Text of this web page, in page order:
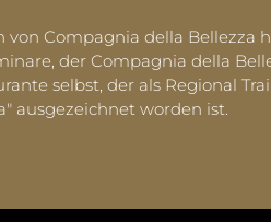
Compagnia della Bellezza
der Compagnia della
selbst, der als Regional
ausgezeichnet worden ist.